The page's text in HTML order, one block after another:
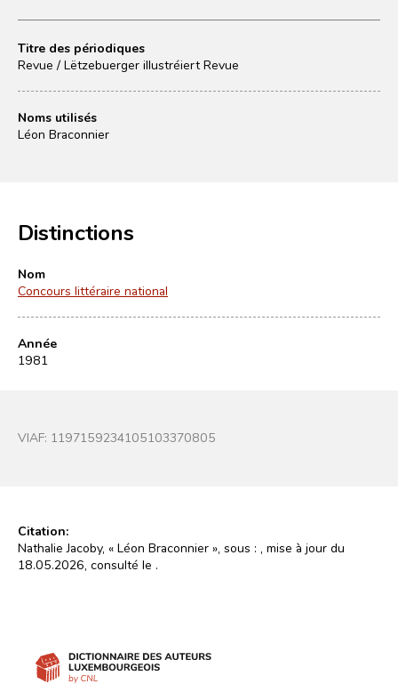
Titre des périodiques
Revue / Lëtzebuerger illustréiert Revue
Noms utilisés
Léon Braconnier
Distinctions
Nom
Concours littéraire national
Année
1981
VIAF: 1197159234105103370805
Citation:
Nathalie Jacoby, « Léon Braconnier », sous : , mise à jour du
18.05.2026, consulté le .